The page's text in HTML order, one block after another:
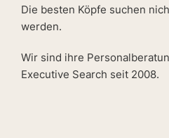
Die besten Köpfe suchen
werden.
Wir sind ihre
Executive Search seit 2008.